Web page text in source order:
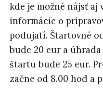
kde je možné nájsť aj
informácie o
podujatí. Štartovné od
bude 20 eur a
štartu bude 25 eur.
začne od 8.00 hod a